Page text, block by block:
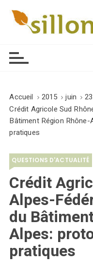
Accueil 2015 juin
23
Crédit Agricole Sud
Bâtiment Région
pratiques
QUESTIONS D'ACTUALITÉ
Crédit
Alpes-
du
Alpes:
pratiques